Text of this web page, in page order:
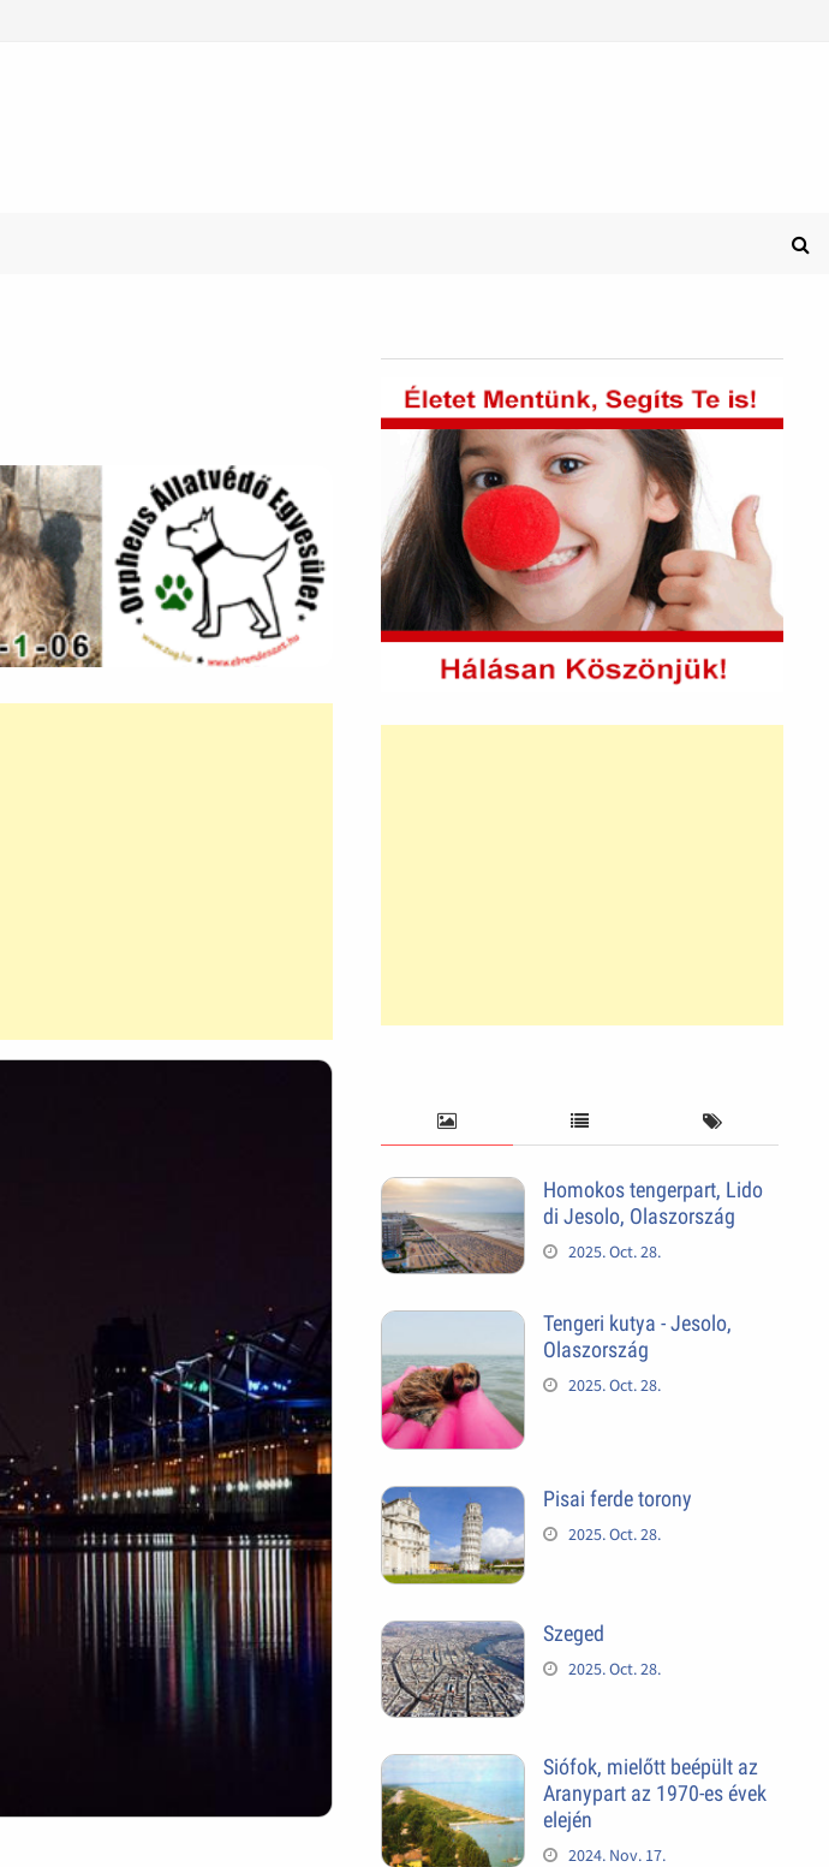
Homokos tengerpart, Lido
di Jesolo, Olaszország
2025. Oct. 28.
Tengeri kutya - Jesolo,
Olaszország
2025. Oct. 28.
Pisai ferde torony
2025. Oct. 28.
Szeged
2025. Oct. 28.
Siófok, mielőtt beépült az
Aranypart az 1970-es évek
elején
2024. Nov. 17.